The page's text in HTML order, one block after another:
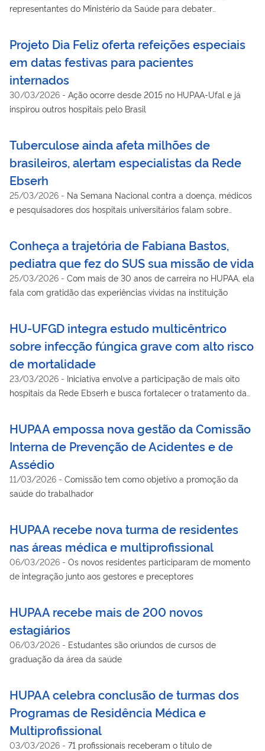
representantes do Ministério da Saúde para debater
Projeto Dia Feliz oferta refeições especiais
em datas festivas para pacientes
internados
30/03/2026 - Ação ocorre desde 2015 no HUPAA-Ufal e já
inspirou outros hospitais pelo Brasil
Tuberculose ainda afeta milhões de
brasileiros, alertam especialistas da Rede
Ebserh
25/03/2026 - Na Semana Nacional contra a doença, médicos
e pesquisadores dos hospitais universitários falam sobre
Conheça a trajetória de Fabiana Bastos,
pediatra que fez do SUS sua missão de vida
25/03/2026 - Com mais de 30 anos de carreira no HUPAA, ela
fala com gratidão das experiências vividas na instituição
HU-UFGD integra estudo multicêntrico
sobre infecção fúngica grave com alto risco
de mortalidade
23/03/2026 - Iniciativa envolve a participação de mais oito
hospitais da Rede Ebserh e busca fortalecer o tratamento da
HUPAA empossa nova gestão da Comissão
Interna de Prevenção de Acidentes e de
Assédio
11/03/2026 - Comissão tem como objetivo a promoção da
saúde do trabalhador
HUPAA recebe nova turma de residentes
nas áreas médica e multiprofissional
06/03/2026 - Os novos residentes participaram de momento
de integração junto aos gestores e preceptores
HUPAA recebe mais de 200 novos
estagiários
06/03/2026 - Estudantes são oriundos de cursos de
graduação da área da saúde
HUPAA celebra conclusão de turmas dos
Programas de Residência Médica e
Multiprofissional
03/03/2026 - 71 profissionais receberam o título de